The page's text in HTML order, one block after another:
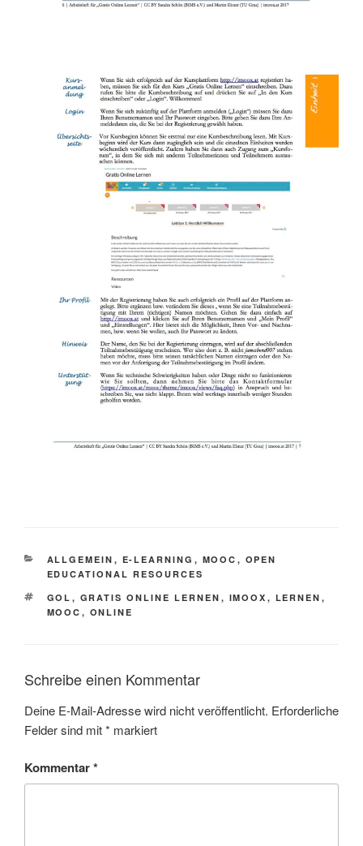
KATEGORIEN
ALLGEMEIN , E-LEARNING , MOOC , OPEN
EDUCATIONAL RESOURCES
SCHLAGWÖRTER
GOL , GRATIS ONLINE LERNEN , IMOOX , LERNEN ,
MOOC , ONLINE
Schreibe einen Kommentar
Deine E-Mail-Adresse wird nicht veröffentlicht. Erforderliche
Felder sind mit* markiert
Kommentar*